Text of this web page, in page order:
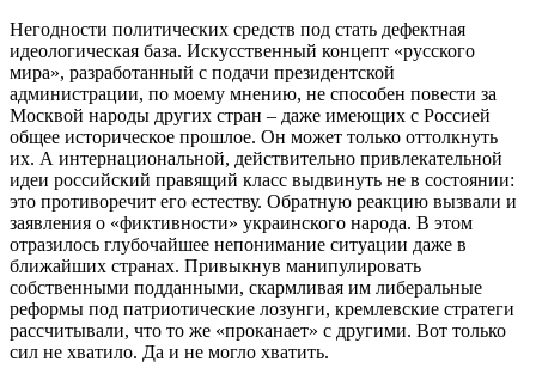
Негодности политических средств под стать дефектная
идеологическая база. Искусственный концепт «русского
мира», разработанный с подачи президентской
администрации, по моему мнению, не способен повести за
Москвой народы других стран – даже имеющих с Россией
общее историческое прошлое. Он может только оттолкнуть
их. А интернациональной, действительно привлекательной
идеи российский правящий класс выдвинуть не в состоянии:
это противоречит его естеству. Обратную реакцию вызвали и
заявления о «фиктивности» украинского народа. В этом
отразилось глубочайшее непонимание ситуации даже в
ближайших странах. Привыкнув манипулировать
собственными подданными, скармливая им либеральные
реформы под патриотические лозунги, кремлевские стратеги
рассчитывали, что то же «проканает» с другими. Вот только
сил не хватило. Да и не могло хватить.